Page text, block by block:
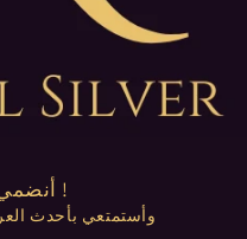
! أنضمي
وأستمتعي بأحدث